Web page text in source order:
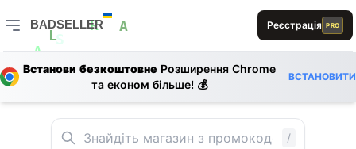
E
1
A
LS
R
R
B
1
BADSELLER
BADSELLER — порівняння цін і знижки
Реєстрація PRO
Встанови безкоштовне Розширення Chrome
та економ більше! 💰
ВСТАНОВИТИ
/